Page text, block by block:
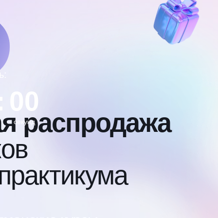
распродажа
00
секунд